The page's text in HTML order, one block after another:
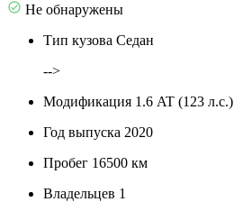
Не обнаружены
Тип кузова Седан
-->
Модификация 1.6 AT (123 л.с.)
Год выпуска 2020
Пробег 16500 км
Владельцев 1